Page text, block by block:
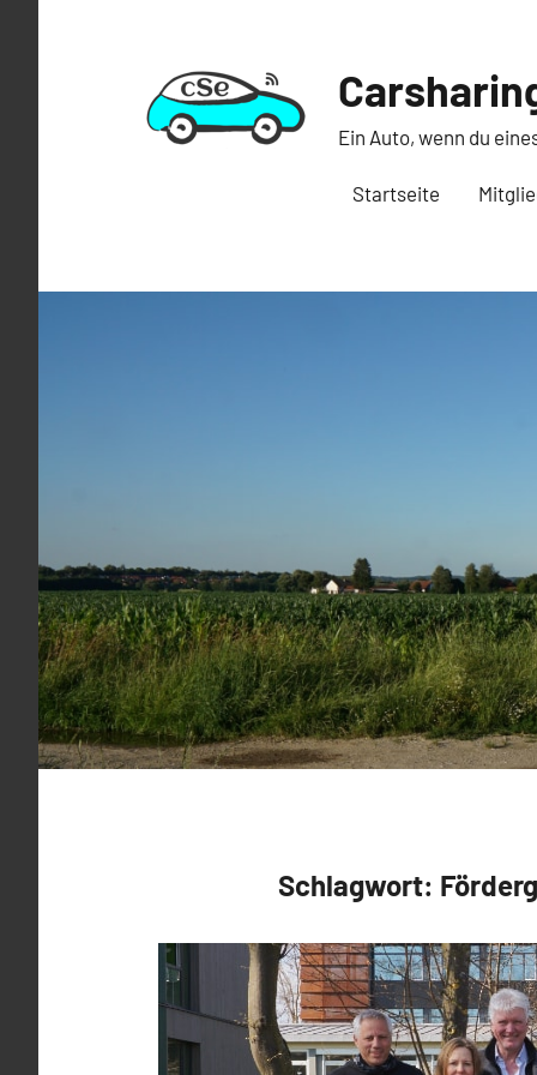
Ein Auto, wenn du
Startseite
Schlagwort: